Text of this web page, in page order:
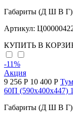
Габариты (Д Ш В
Артикул:
КУПИТЬ В
-11%
Акция
9 256 Р 10 400 Р
60П (590х400х447)
Габариты (Д Ш В